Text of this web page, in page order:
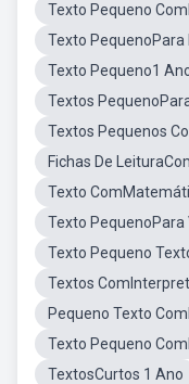
Texto Pequeno
Texto PequenoPara
Texto Pequeno1
Textos
Textos Pequenos
Fichas De
Texto
Texto PequenoPara
Texto Pequeno
Textos
Pequeno Texto
Texto Pequeno
TextosCurtos 1 Ano